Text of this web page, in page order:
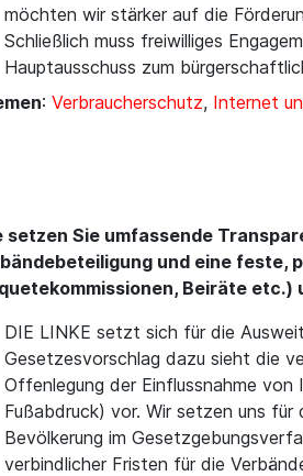
möchten wir stärker auf die
Schließlich muss freiwilliges
Hauptausschuss zum
: Verbraucherschutz, Internet
setzen Sie umfassende
und eine feste,
Beiräte etc.)
DIE LINKE setzt sich für die
Gesetzesvorschlag dazu sieht die
Offenlegung der Einflussnahme
Fußabdruck) vor. Wir setzen uns für
Bevölkerung im
verbindlicher Fristen für die